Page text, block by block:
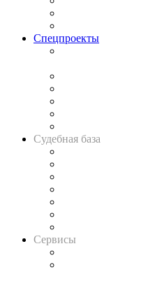
Спецпроекты
Судебная база
Сервисы